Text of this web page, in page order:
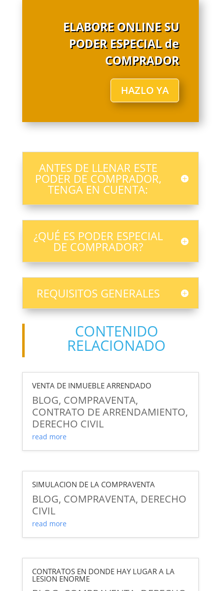
ELABORE ONLINE SU
PODER ESPECIAL de
COMPRADOR
HAZLO YA
ANTES DE LLENAR ESTE
PODER DE COMPRADOR,
TENGA EN CUENTA:
¿QUÉ ES PODER ESPECIAL
DE COMPRADOR?
REQUISITOS GENERALES
CONTENIDO
RELACIONADO
VENTA DE INMUEBLE ARRENDADO
BLOG, COMPRAVENTA,
CONTRATO DE ARRENDAMIENTO,
DERECHO CIVIL
read more
SIMULACION DE LA COMPRAVENTA
BLOG, COMPRAVENTA, DERECHO
CIVIL
read more
CONTRATOS EN DONDE HAY LUGAR A LA
LESION ENORME